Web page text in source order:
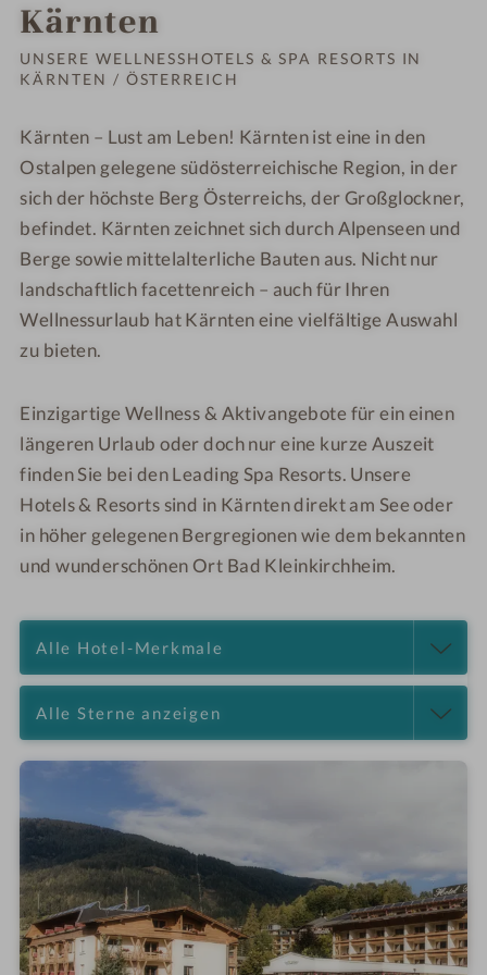
Kärnten
UNSERE WELLNESSHOTELS & SPA RESORTS IN
KÄRNTEN / ÖSTERREICH
Kärnten – Lust am Leben! Kärnten ist eine in den
Ostalpen gelegene südösterreichische Region, in der
sich der höchste Berg Österreichs, der Großglockner,
befindet. Kärnten zeichnet sich durch Alpenseen und
Berge sowie mittelalterliche Bauten aus. Nicht nur
landschaftlich facettenreich – auch für Ihren
Wellnessurlaub hat Kärnten eine vielfältige Auswahl
zu bieten.
Einzigartige Wellness & Aktivangebote für ein einen
längeren Urlaub oder doch nur eine kurze Auszeit
finden Sie bei den Leading Spa Resorts. Unsere
Hotels & Resorts sind in Kärnten direkt am See oder
in höher gelegenen Bergregionen wie dem bekannten
und wunderschönen Ort Bad Kleinkirchheim.